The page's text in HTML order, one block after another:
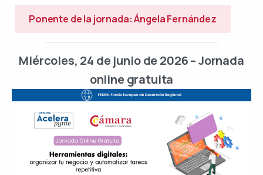
Ponente de la jornada: Ángela Fernández
Miércoles, 24 de junio de 2026 – Jornada
online gratuita